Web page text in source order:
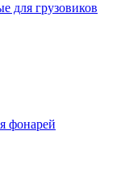
для грузовиков
фонарей